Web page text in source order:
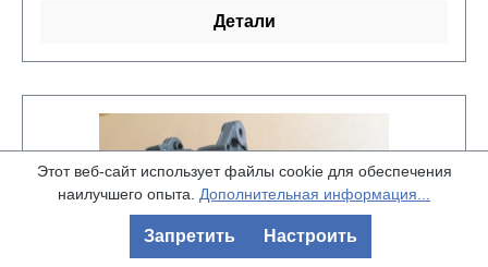
Детали
Этот веб-сайт использует файлы cookie для обеспечения
наилучшего опыта. Дополнительная информация...
Запретить Настроить